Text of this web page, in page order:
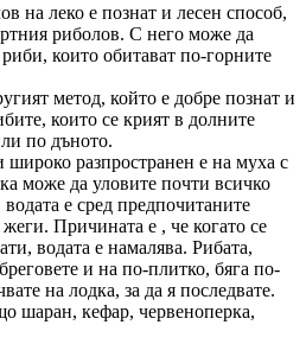
на леко е познат и лесен способ,
риболов. С него може да
които обитават по-горните
метод, който е добре познат и
които се крият в долните
по дъното.
широко разпространен е на муха с
може да уловите почти всичко
е сред предпочитаните
Причината е , че когато се
водата е намалява. Рибата,
и на по-плитко, бяга по-
на лодка, за да я последвате.
шаран, кефар, червеноперка,